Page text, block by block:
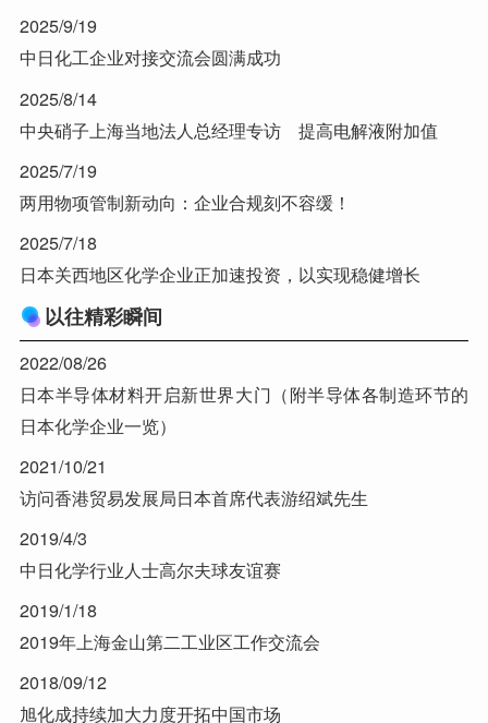
2025/9/19
中日化工企业对接交流会圆满成功
2025/8/14
中央硝子上海当地法人总经理专访 提高电解液附加值
2025/7/19
两用物项管制新动向：企业合规刻不容缓！
2025/7/18
日本关西地区化学企业正加速投资，以实现稳健增长
以往精彩瞬间
2022/08/26
日本半导体材料开启新世界大门（附半导体各制造环节的
日本化学企业一览）
2021/10/21
访问香港贸易发展局日本首席代表游绍斌先生
2019/4/3
中日化学行业人士高尔夫球友谊赛
2019/1/18
2019年上海金山第二工业区工作交流会
2018/09/12
旭化成持续加大力度开拓中国市场